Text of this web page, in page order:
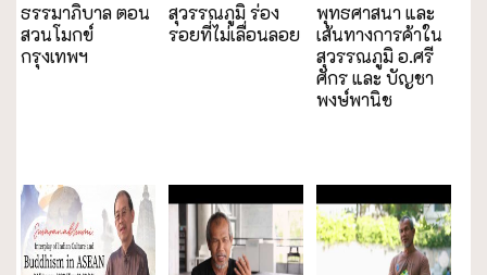
ธรรมาภิบาล ตอน
สวนโมกข์
กรุงเทพฯ
สุวรรณภูมิ ร่อง
รอยที่ไม่เลื่อนลอย
พุทธศาสนา และ
เส้นทางการค้าใน
สุวรรณภูมิ อ.ศรี
ศักร และ บัญชา
พงษ์พานิช